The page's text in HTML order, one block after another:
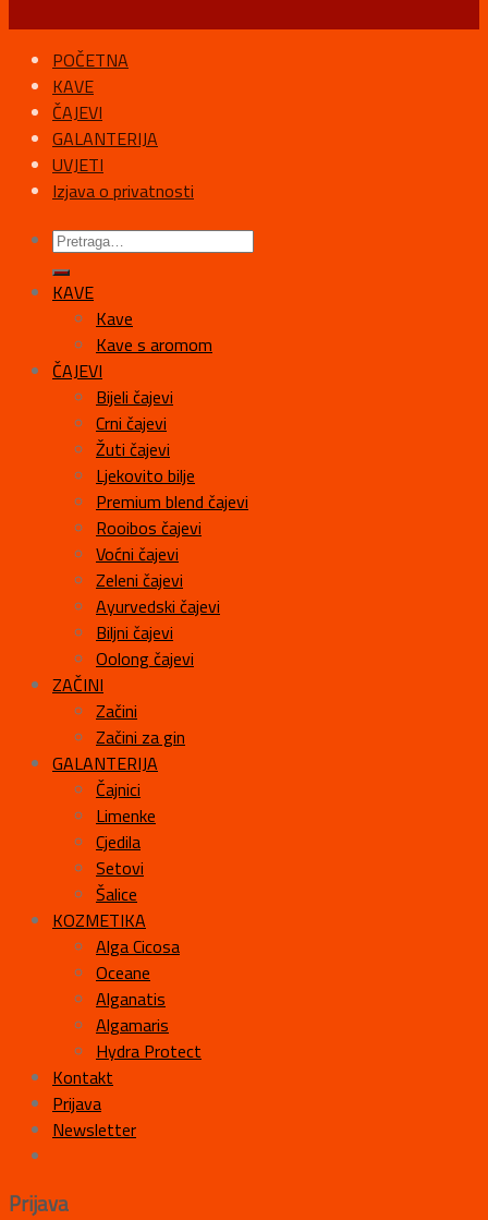
POČETNA
KAVE
ČAJEVI
GALANTERIJA
UVJETI
Izjava o privatnosti
KAVE
Kave
Kave s aromom
ČAJEVI
Bijeli čajevi
Crni čajevi
Žuti čajevi
Ljekovito bilje
Premium blend čajevi
Rooibos čajevi
Voćni čajevi
Zeleni čajevi
Ayurvedski čajevi
Biljni čajevi
Oolong čajevi
ZAČINI
Začini
Začini za gin
GALANTERIJA
Čajnici
Limenke
Cjedila
Setovi
Šalice
KOZMETIKA
Alga Cicosa
Oceane
Alganatis
Algamaris
Hydra Protect
Kontakt
Prijava
Newsletter
Prijava